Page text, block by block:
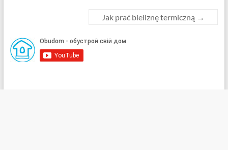
Jak prać bieliznę termiczną →